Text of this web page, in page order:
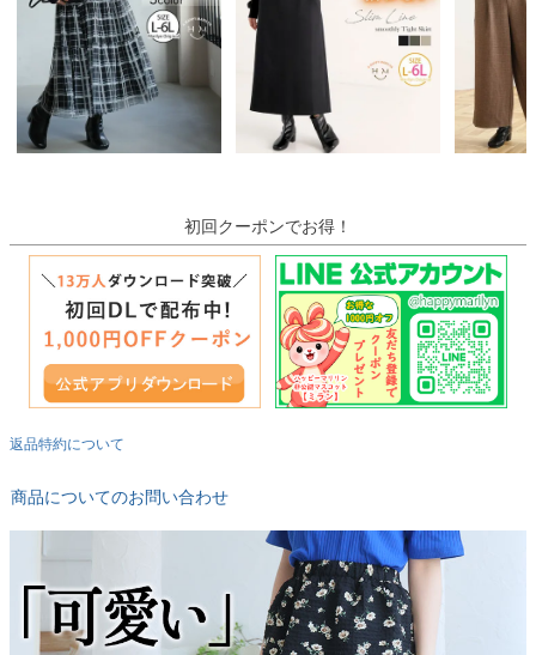
初回クーポンでお得！
返品特約について
商品についてのお問い合わせ